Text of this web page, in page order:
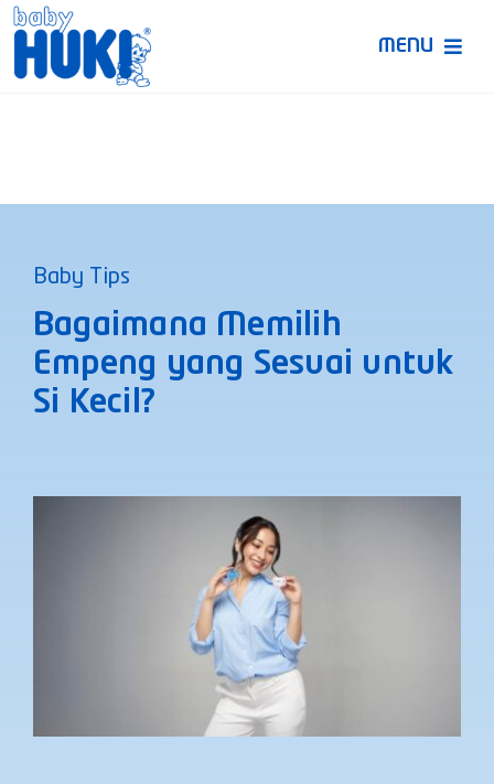
Skip
content
MENU
Baby Tips
Bagaimana Memilih
Empeng yang Sesuai untuk
Si Kecil?